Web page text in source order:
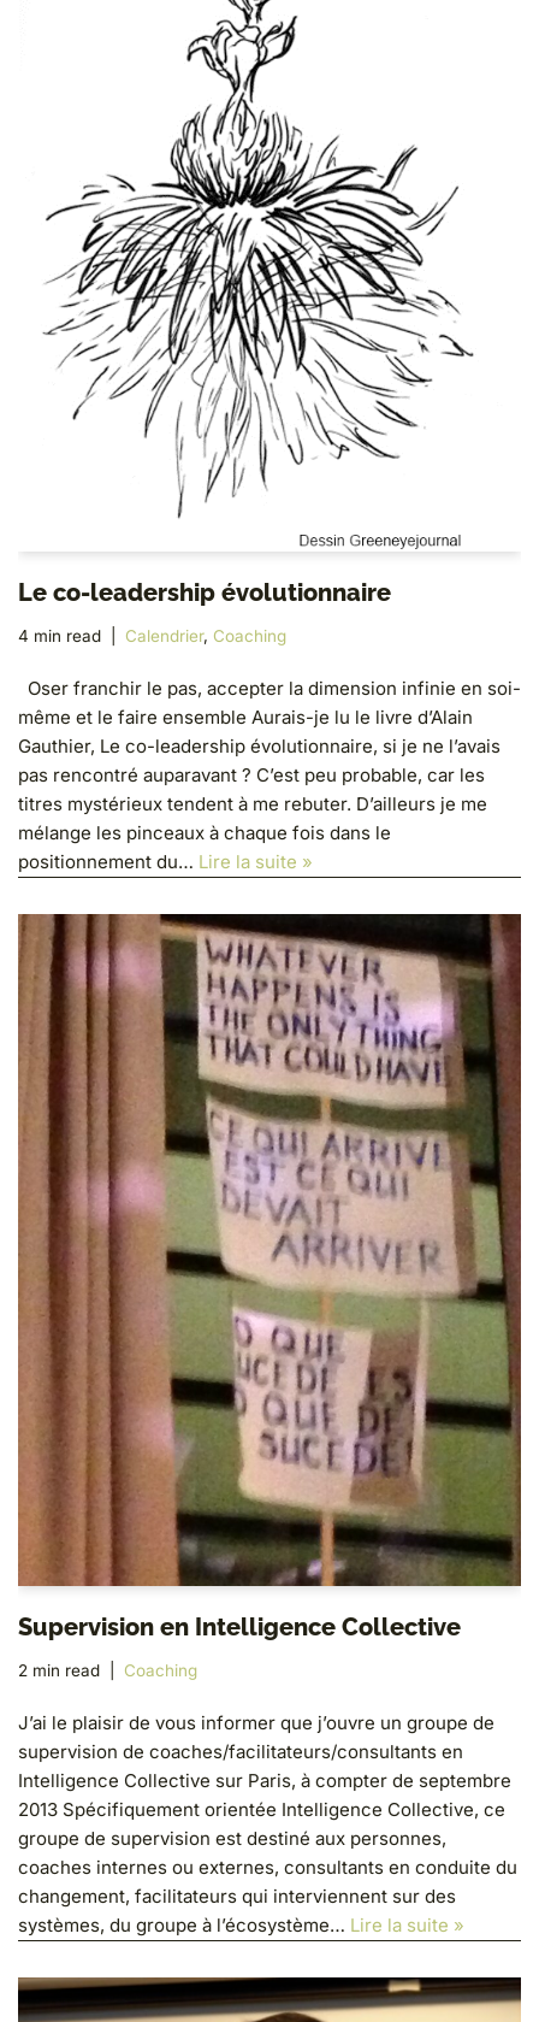
Le co-leadership évolutionnaire
4 min read Calendrier, Coaching
Oser franchir le pas, accepter la dimension infinie en soi-
même et le faire ensemble Aurais-je lu le livre d’Alain
Gauthier, Le co-leadership évolutionnaire, si je ne l’avais
pas rencontré auparavant ? C’est peu probable, car les
titres mystérieux tendent à me rebuter. D’ailleurs je me
mélange les pinceaux à chaque fois dans le
positionnement du… Lire la suite »
Supervision en Intelligence Collective
2 min read Coaching
J’ai le plaisir de vous informer que j’ouvre un groupe de
supervision de coaches/facilitateurs/consultants en
Intelligence Collective sur Paris, à compter de septembre
2013 Spécifiquement orientée Intelligence Collective, ce
groupe de supervision est destiné aux personnes,
coaches internes ou externes, consultants en conduite du
changement, facilitateurs qui interviennent sur des
systèmes, du groupe à l’écosystème… Lire la suite »